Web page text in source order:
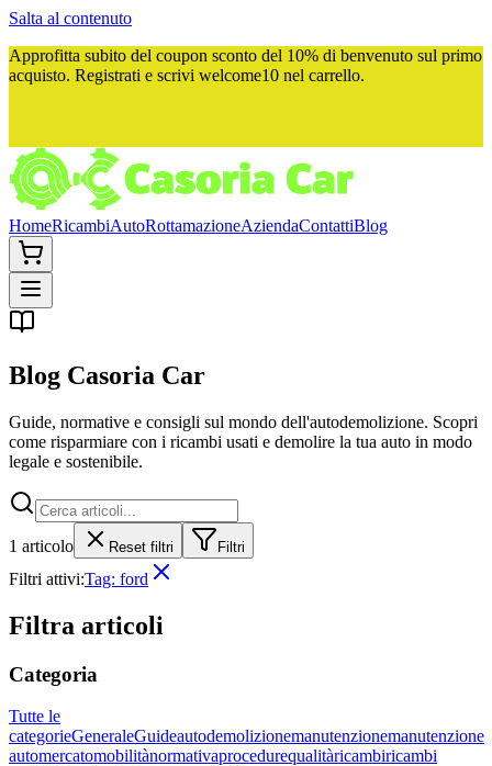
Salta al contenuto
Approfitta subito del coupon sconto del 10% di benvenuto sul primo
acquisto. Registrati e scrivi welcome10 nel carrello.
HomeRicambiAutoRottamazioneAziendaContattiBlog
Blog Casoria Car
Guide, normative e consigli sul mondo dell'autodemolizione. Scopri
come risparmiare con i ricambi usati e demolire la tua auto in modo
legale e sostenibile.
1 articolo Reset filtri Filtri
Filtri attivi:Tag: ford
Filtra articoli
Categoria
Tutte le
categorieGeneraleGuideautodemolizionemanutenzionemanutenzione
automercatomobilitànormativaprocedurequalitàricambiricambi